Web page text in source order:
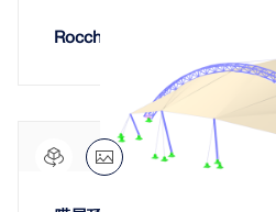
Rocchette 城堡改造